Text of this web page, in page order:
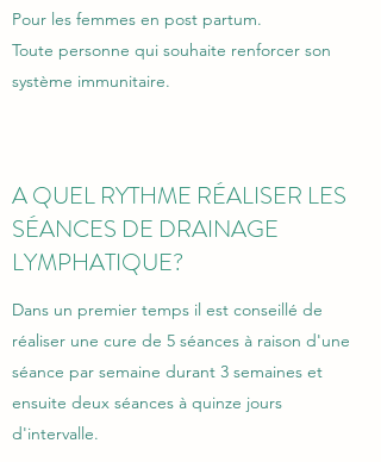
Pour les femmes en post partum.
Toute personne qui souhaite renforcer son
système immunitaire.
A QUEL RYTHME RÉALISER LES
SÉANCES DE DRAINAGE
LYMPHATIQUE?
Dans un premier temps il est conseillé de
réaliser une cure de 5 séances à raison d'une
séance par semaine durant 3 semaines et
ensuite deux séances à quinze jours
d'intervalle.